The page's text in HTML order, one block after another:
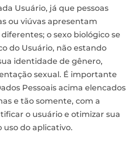
Usuário, já que pessoas
ou viúvas apresentam
o sexo biológico se
do Usuário, não estando
identidade de gênero,
sexual. É importante
Pessoais acima elencados
e tão somente, com a
o usuário e otimizar sua
uso do aplicativo.